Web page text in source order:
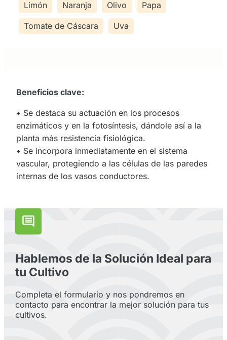
Limón Naranja Olivo Papa
Tomate de Cáscara Uva
Beneficios clave:
• Se destaca su actuación en los procesos
enzimáticos y en la fotosíntesis, dándole así a la
planta más resistencia fisiológica.
• Se incorpora inmediatamente en el sistema
vascular, protegiendo a las células de las paredes
internas de los vasos conductores.
Hablemos de la Solución Ideal para
tu Cultivo
Completa el formulario y nos pondremos en
contacto para encontrar la mejor solución para tus
cultivos.